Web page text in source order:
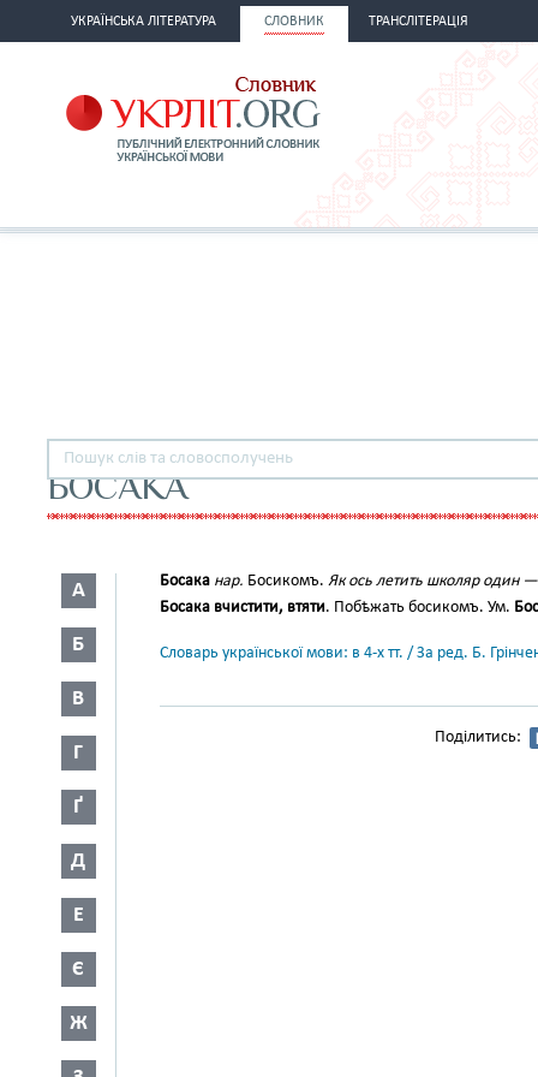
УКРАЇНСЬКА ЛІТЕРАТУРА СЛОВНИК ТРАНСЛІТЕРАЦІЯ
БОСАКА
А
Б
В
Г
Ґ
Д
Е
Є
Ж
Босака нар. Босикомъ. Як ось летить школяр один
Босака вчистити, втяти. Побѣжать босикомъ. Ум.
Словарь української мови: в 4-х тт. / За ред. Б.
Поділитись: